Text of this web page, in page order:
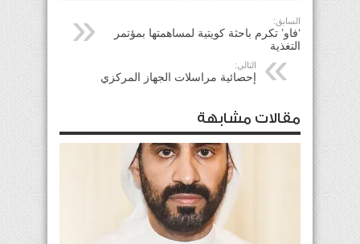
السابق:
‘فاو’ تكرم باحثة كويتية لمساهمتها بمؤتمر
التغذية
التالي:
إحصائية مراسلات الجهاز المركزي
مقالات مشابهة